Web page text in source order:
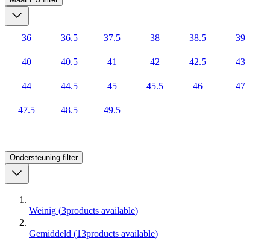
36 36.5 37.5 38 38.5 39
40 40.5 41 42 42.5 43
44 44.5 45 45.5 46 47
47.5 48.5 49.5
Ondersteuning filter
Weinig (3products available)
Gemiddeld (13products available)